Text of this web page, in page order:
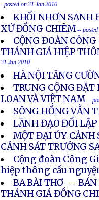
- posted on 31 Jan 2010
KHỐI NHƠN SANH
XỨ ĐỒNG CHIÊM --
CỘNG ĐOÀN
THÁNH GIÁ HIỆP
31 Jan 2010
HÀ NỘI TĂNG
TRUNG CỘNG ĐẶT
LOAN VÀ VIỆT NAM --
SÔNG HỒNG VẪN
LÃNH ĐẠO ĐỐI
MỘT ĐẠI ÚY CẢNH
CẢNH SÁT TRƯỞNG
Cộng đoàn Công
hiệp thông cầu
BA BÀI THƠ --
THÁNH GIÁ ĐỒNG